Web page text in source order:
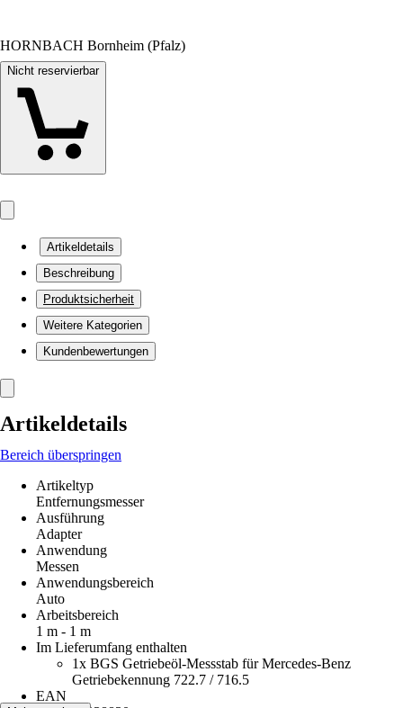
HORNBACH Bornheim (Pfalz)
Nicht reservierbar
Artikeldetails
Beschreibung
Produktsicherheit
Weitere Kategorien
Kundenbewertungen
Artikeldetails
Bereich überspringen
Artikeltyp
Entfernungsmesser
Ausführung
Adapter
Anwendung
Messen
Anwendungsbereich
Auto
Arbeitsbereich
1 m - 1 m
Im Lieferumfang enthalten
1x BGS Getriebeöl-Messstab für Mercedes-Benz
Getriebekennung 722.7 / 716.5
EAN